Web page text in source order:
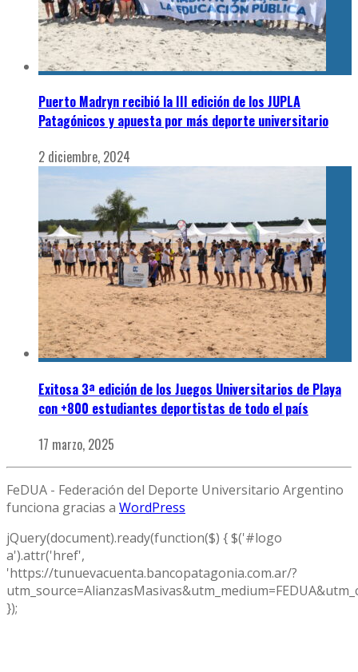
Puerto Madryn recibió la III edición de los JUPLA
Patagónicos y apuesta por más deporte universitario
2 diciembre, 2024
Exitosa 3ª edición de los Juegos Universitarios de Playa
con +800 estudiantes deportistas de todo el país
17 marzo, 2025
FeDUA - Federación del Deporte Universitario Argentino
funciona gracias a WordPress
jQuery(document).ready(function($) { $('#logo
a').attr('href',
'https://tunuevacuenta.bancopatagonia.com.ar/?
});